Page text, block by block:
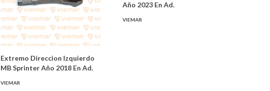
Extremo Direccion Izquierdo
MB Sprinter Año 2018 En Ad.
VIEMAR
Año 2023 En Ad.
VIEMAR